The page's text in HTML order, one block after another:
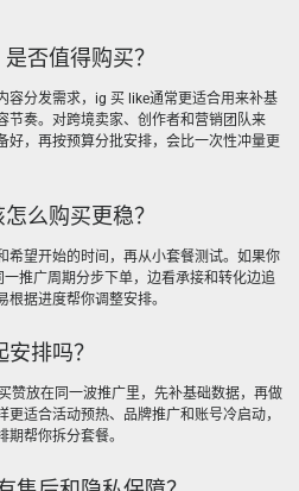
否值得购买？
容分发需求，ig 买 like通常更适合用来补基
节奏。对跨境卖家、创作者和营销团队来
好，再按预算分批安排，会比一次性冲量更
么购买更稳？
希望开始的时间，再从小套餐测试。如果你
推广周期分步下单，边看承接和转化边追
据进度帮你调整安排。
排吗？
赞放在同一波推广里，先补基础数据，再做
适合活动预热、品牌推广和账号冷启动，
帮你拆分套餐。